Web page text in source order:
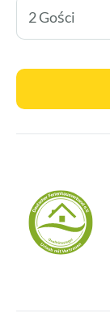
2 Gości